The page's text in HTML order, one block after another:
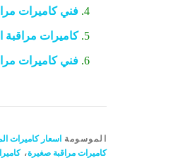
فني كاميرات مراقبة خيطان
كاميرات مراقبة الاندلس 55704662 فني
فني كاميرات مراقبة النهضة
الموسومةاسعار كاميرات
كاميرات مراقبة صغيرة،